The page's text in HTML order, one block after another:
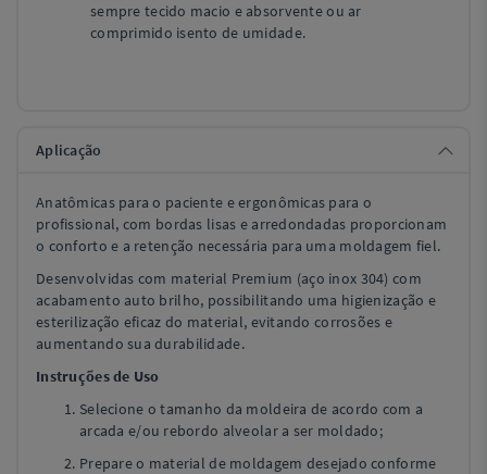
sempre tecido macio e absorvente ou ar
comprimido isento de umidade.
Aplicação
Anatômicas para o paciente e ergonômicas para o
profissional, com bordas lisas e arredondadas proporcionam
o conforto e a retenção necessária para uma moldagem fiel.
Desenvolvidas com material Premium (aço inox 304) com
acabamento auto brilho, possibilitando uma higienização e
esterilização eficaz do material, evitando corrosões e
aumentando sua durabilidade.
Instruções de Uso
Selecione o tamanho da moldeira de acordo com a
arcada e/ou rebordo alveolar a ser moldado;
Prepare o material de moldagem desejado conforme